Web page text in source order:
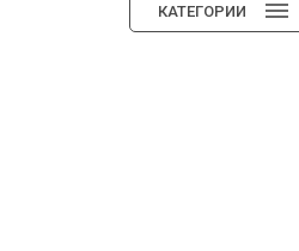
КАТЕГОРИИ